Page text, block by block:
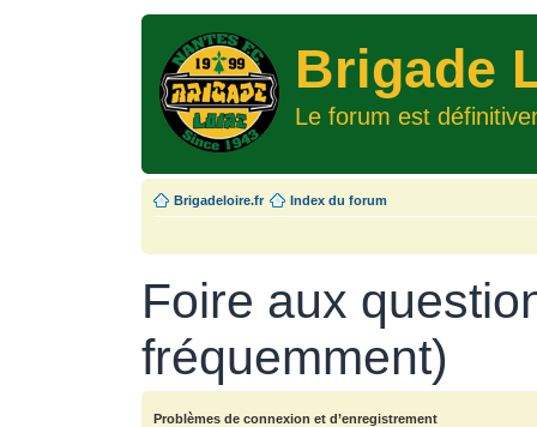
Brigade
Le forum est
Brigadeloire.fr Index du forum
Foire aux
fréquemment)
Problèmes de connexion et d’enregistrement